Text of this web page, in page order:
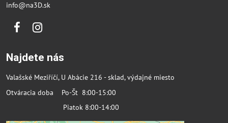
info@na3D.sk
FacebookInstagram
Najdete nás
Valašské Meziříčí, U Abácie 216 - sklad, výdajné miesto
Otváracia doba Po-Št 8:00-15:00
Piatok 8:00-14:00